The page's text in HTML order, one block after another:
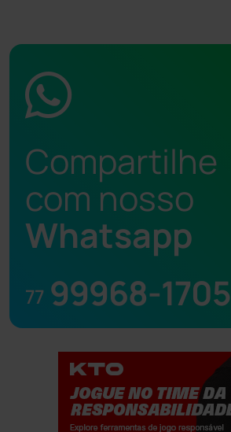
Compartilhe
com nosso
Whatsapp
77 99968-1705